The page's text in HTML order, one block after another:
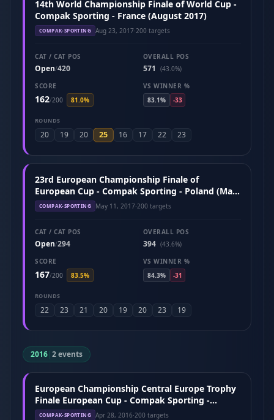
14th World Championship Finale of World Cup -
Compak Sporting - France (August 2017)
COMPAK-SPORTING Aug 23, 2017·200 targets
CAT / CAT POS
Open/420
OVERALL POS
571
(43.0%)
SCORE
162/200 81.0%
VS WINNER %
83.1%
-33
ROUNDS
20 19 20 25 16 17 22 23
23rd European Championship Finale of
European Cup - Compak Sporting - Poland (May
2017)
COMPAK-SPORTING May 11, 2017·200 targets
CAT / CAT POS
Open/294
OVERALL POS
394 (43.6%)
SCORE
167/200 83.5%
VS WINNER %
84.3%
-31
ROUNDS
22 23 21 20 19 20 23 19
2016|2 events
European Championship Central Europe Trophy
Finale European Cup - Compak Sporting -
Hungary (April 2016)
COMPAK-SPORTING Apr 28, 2016·200 targets